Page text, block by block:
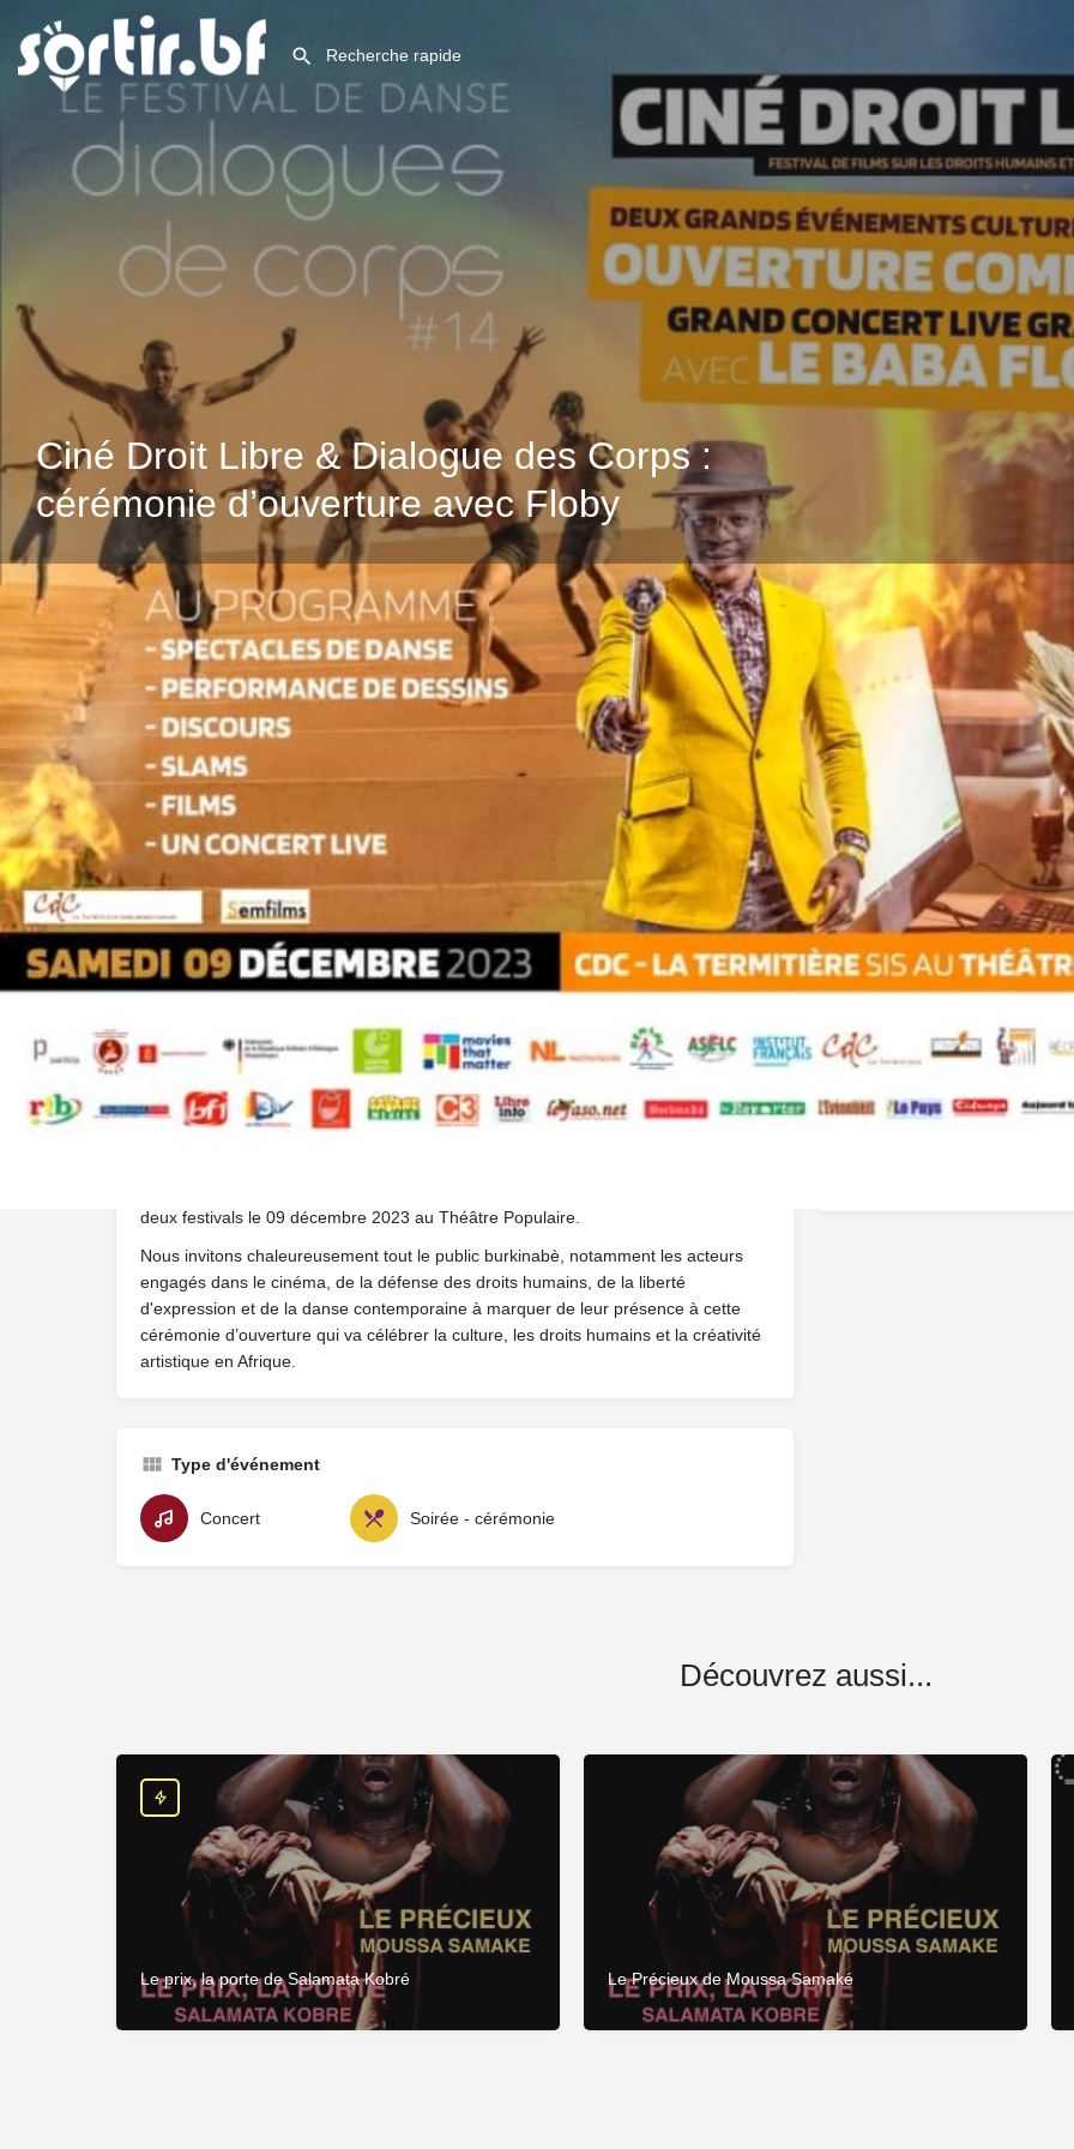
Ciné Droit Libre & Dialogue des Corps :
cérémonie d’ouverture avec Floby
Détails Avis
Laisser un avis Ajouter aux favoris Partager
Description
Le festival « Ciné Droit Libre », organisé par l'Association Semfilms, célèbre cette
année ses 17 ans d'engagement en faveur des droits humains et de la liberté
d'expression. Devenu une référence incontournable en Afrique de l’Ouest
francophone, ce festival s’est implanté au Burkina Faso, en Côte d’Ivoire, au
Sénégal et au Mali. Il demeure aujourd'hui une tribune privilégiée où la liberté
d’expression et les droits humains s’expriment à travers le 7è art.
Porté par le Centre de Développement Chorégraphique (CDC) la Termitière, le
festival « Dialogue des Corps » célèbre chaque année la danse contemporaine en
Afrique. Cette année, ce festival qui est à sa 14e édition, met en lumière la
création et la diffusion artistique, offrant une visibilité aux créateurs émergents du
continent tout en proposant des pièces de chorégraphes internationaux.
deux festivals le 09 décembre 2023 au Théâtre Populaire.
Nous invitons chaleureusement tout le public burkinabè, notamment les acteurs
engagés dans le cinéma, de la défense des droits humains, de la liberté
d'expression et de la danse contemporaine à marquer de leur présence à cette
cérémonie d’ouverture qui va célébrer la culture, les droits humains et la créativité
artistique en Afrique.
Type d'événement
Concert Soirée - cérémonie
Prochaines dates
9 décembre
Terminé
Où ?
Découvrez aussi...
Le prix, la porte de Salamata Kobré Le Précieux de Moussa Samaké